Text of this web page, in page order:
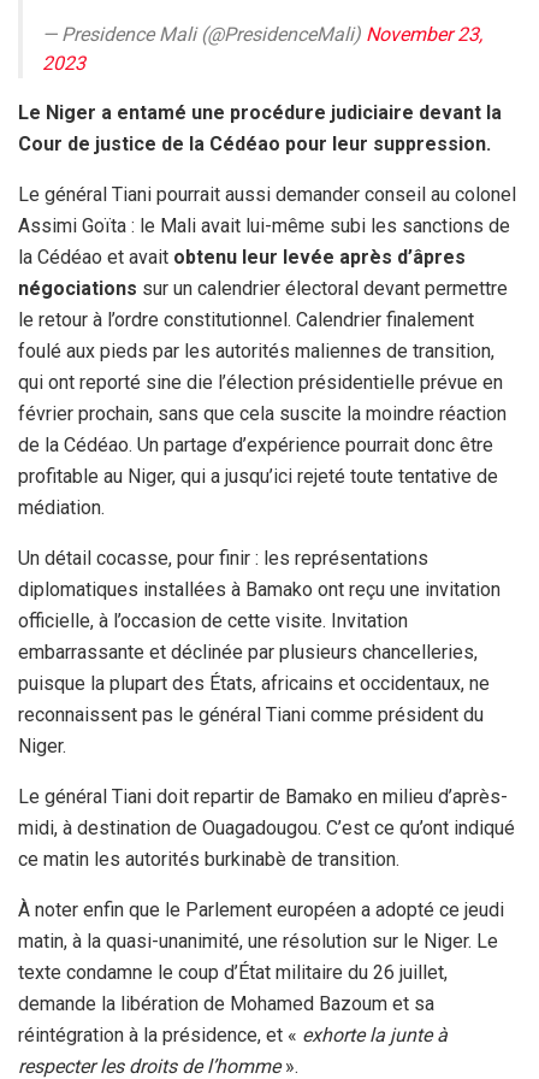
— Presidence Mali (@PresidenceMali) November 23,
2023
Le Niger a entamé une procédure judiciaire devant la
Cour de justice de la Cédéao pour leur suppression.
Le général Tiani pourrait aussi demander conseil au colonel
Assimi Goïta : le Mali avait lui-même subi les sanctions de
la Cédéao et avait obtenu leur levée après d’âpres
négociations sur un calendrier électoral devant permettre
le retour à l’ordre constitutionnel. Calendrier finalement
foulé aux pieds par les autorités maliennes de transition,
qui ont reporté sine die l’élection présidentielle prévue en
février prochain, sans que cela suscite la moindre réaction
de la Cédéao. Un partage d’expérience pourrait donc être
profitable au Niger, qui a jusqu’ici rejeté toute tentative de
médiation.
Un détail cocasse, pour finir : les représentations
diplomatiques installées à Bamako ont reçu une invitation
officielle, à l’occasion de cette visite. Invitation
embarrassante et déclinée par plusieurs chancelleries,
puisque la plupart des États, africains et occidentaux, ne
reconnaissent pas le général Tiani comme président du
Niger.
Le général Tiani doit repartir de Bamako en milieu d’après-
midi, à destination de Ouagadougou. C’est ce qu’ont indiqué
ce matin les autorités burkinabè de transition.
À noter enfin que le Parlement européen a adopté ce jeudi
matin, à la quasi-unanimité, une résolution sur le Niger. Le
texte condamne le coup d’État militaire du 26 juillet,
demande la libération de Mohamed Bazoum et sa
réintégration à la présidence, et « exhorte la junte à
respecter les droits de l’homme».